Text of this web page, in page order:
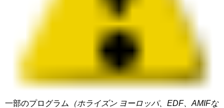
一部のプログラム （ホライズン ヨーロッパ、 EDF、AMIFな